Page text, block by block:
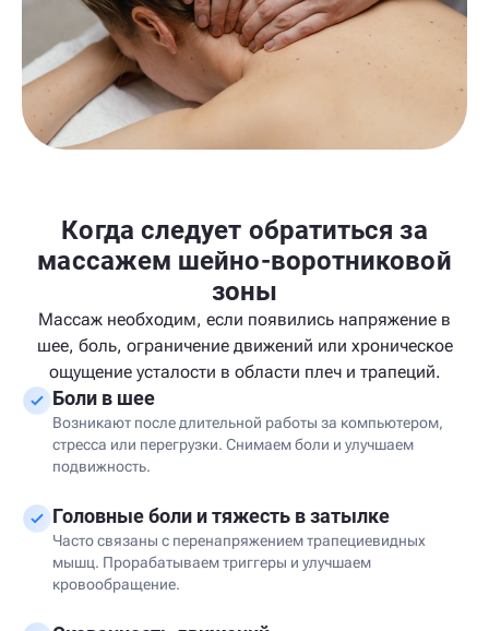
Когда следует обратиться за
массажем шейно-воротниковой
зоны
Массаж необходим, если появились напряжение в
шее, боль, ограничение движений или хроническое
ощущение усталости в области плеч и трапеций.
Боли в шее
Возникают после длительной работы за компьютером,
стресса или перегрузки. Снимаем боли и улучшаем
подвижность.
Головные боли и тяжесть в затылке
Часто связаны с перенапряжением трапециевидных
мышц. Прорабатываем триггеры и улучшаем
кровообращение.